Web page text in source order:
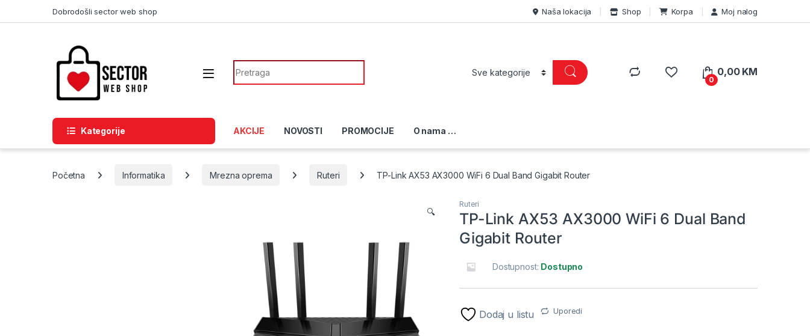
Dobrodošli sector web shop Naša lokacija Shop Korpa Moj nalog
Search for:
0
0,00 KM
Kategorije AKCIJE NOVOSTI PROMOCIJE O nama …
Početna Informatika Mrezna oprema Ruteri TP-Link AX53 AX3000 WiFi 6 Dual Band Gigabit Router
🔍
Ruteri
TP-Link AX53 AX3000 WiFi 6 Dual Band
Gigabit Router
Dostupnost: Dostupno
Dodaj u listu Uporedi